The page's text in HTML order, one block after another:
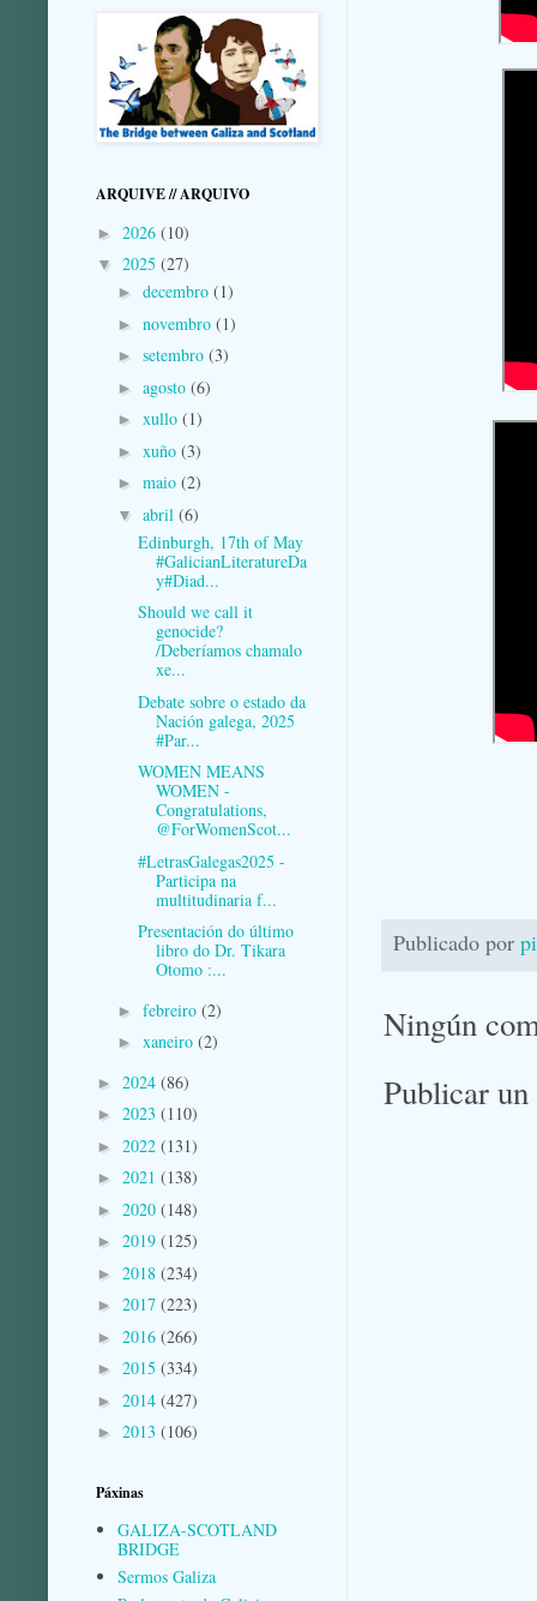
Publicado por
Ningún
Publicar
ARQUIVE // ARQUIVO
► 2026 (10)
▼ 2025 (27)
► decembro (1)
► novembro (1)
► setembro (3)
► agosto (6)
► xullo (1)
► xuño (3)
► maio (2)
▼ abril (6)
Edinburgh, 17th of May
#GalicianLiteratureDa
y#Diad...
Should we call it
genocide?
/Deberíamos chamalo
xe...
Debate sobre o estado da
Nación galega, 2025
#Par...
WOMEN MEANS
WOMEN -
Congratulations,
@ForWomenScot...
#LetrasGalegas2025 -
Participa na
multitudinaria f...
Presentación do último
libro do Dr. Tikara
Otomo :...
► febreiro (2)
► xaneiro (2)
► 2024 (86)
► 2023 (110)
► 2022 (131)
► 2021 (138)
► 2020 (148)
► 2019 (125)
► 2018 (234)
► 2017 (223)
► 2016 (266)
► 2015 (334)
► 2014 (427)
► 2013 (106)
Páxinas
GALIZA-SCOTLAND
BRIDGE
Sermos Galiza